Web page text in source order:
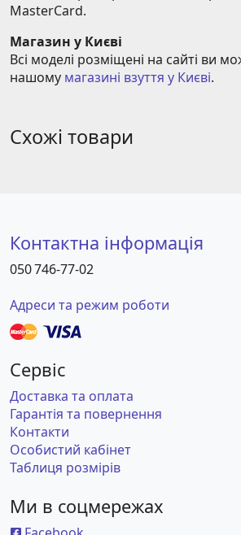
MasterCard.
Магазин у Києві
Всі моделі розміщені на сайті ви
нашому магазині взуття у Києві.
Схожі товари
Контактна інформація
050 746-77-02
Адреси та режим роботи
Сервіс
Доставка та оплата
Гарантія та повернення
Контакти
Особистий кабінет
Таблиця розмірів
Ми в соцмережах